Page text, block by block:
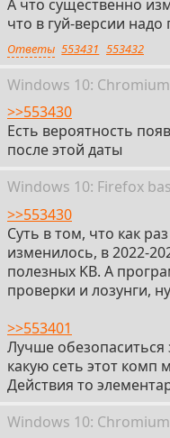
А что существенно
что в гуй-версии надо
Ответы 553431 553432
Windows 10: Chromium
>>553430
Есть вероятность
после этой даты
Windows 10: Firefox
>>553430
Суть в том, что как
изменилось, в 2022-
полезных KB. А
проверки и лозунги,
>>553401
Лучше
какую сеть этот комп
Действия то
Windows 10: Chromium